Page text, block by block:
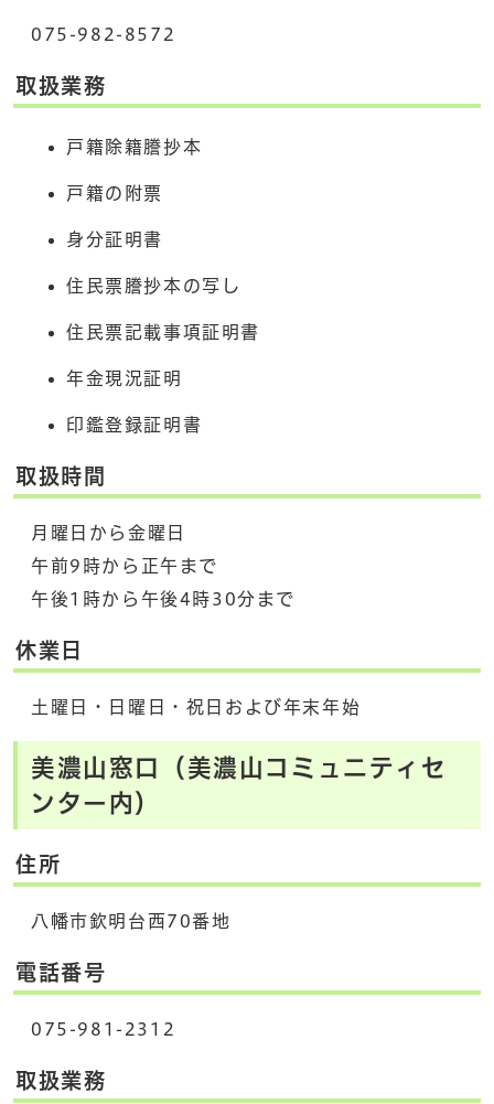
075-982-8572
取扱業務
戸籍除籍謄抄本
戸籍の附票
身分証明書
住民票謄抄本の写し
住民票記載事項証明書
年金現況証明
印鑑登録証明書
取扱時間
月曜日から金曜日
午前9時から正午まで
午後1時から午後4時30分まで
休業日
土曜日・日曜日・祝日および年末年始
美濃山窓口（美濃山コミュニティセ
ンター内）
住所
八幡市欽明台西70番地
電話番号
075-981-2312
取扱業務